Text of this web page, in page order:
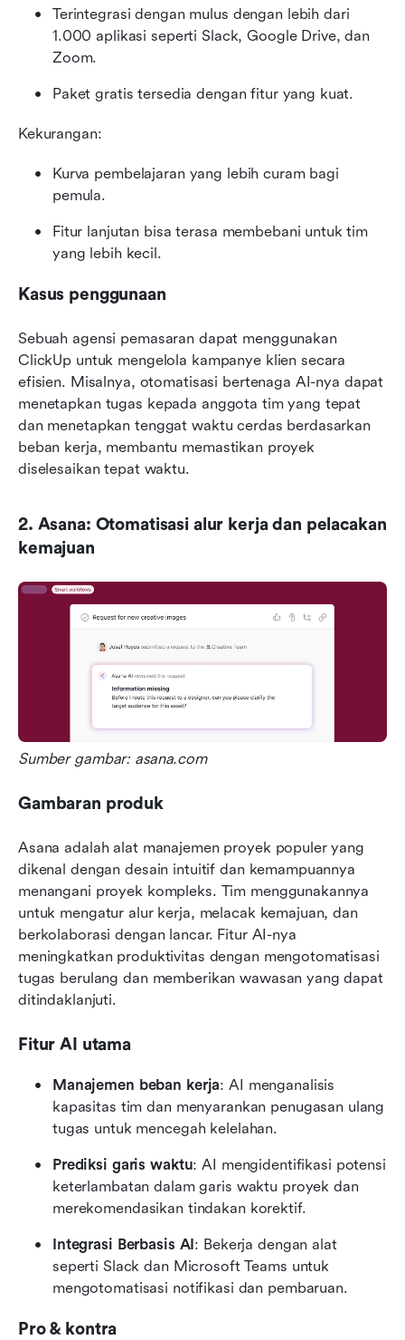
Terintegrasi dengan mulus dengan lebih dari
1.000 aplikasi seperti Slack, Google Drive, dan
Zoom.
Paket gratis tersedia dengan fitur yang kuat.
Kekurangan:
Kurva pembelajaran yang lebih curam bagi
pemula.
Fitur lanjutan bisa terasa membebani untuk tim
yang lebih kecil.
Kasus penggunaan
Sebuah agensi pemasaran dapat menggunakan
ClickUp untuk mengelola kampanye klien secara
efisien. Misalnya, otomatisasi bertenaga AI-nya dapat
menetapkan tugas kepada anggota tim yang tepat
dan menetapkan tenggat waktu cerdas berdasarkan
beban kerja, membantu memastikan proyek
diselesaikan tepat waktu.
2. Asana: Otomatisasi alur kerja dan pelacakan
kemajuan
Sumber gambar: asana.com
Gambaran produk
Asana adalah alat manajemen proyek populer yang
dikenal dengan desain intuitif dan kemampuannya
menangani proyek kompleks. Tim menggunakannya
untuk mengatur alur kerja, melacak kemajuan, dan
berkolaborasi dengan lancar. Fitur AI-nya
meningkatkan produktivitas dengan mengotomatisasi
tugas berulang dan memberikan wawasan yang dapat
ditindaklanjuti.
Fitur AI utama
Manajemen beban kerja: AI menganalisis
kapasitas tim dan menyarankan penugasan ulang
tugas untuk mencegah kelelahan.
Prediksi garis waktu: AI mengidentifikasi potensi
keterlambatan dalam garis waktu proyek dan
merekomendasikan tindakan korektif.
Integrasi Berbasis AI: Bekerja dengan alat
seperti Slack dan Microsoft Teams untuk
mengotomatisasi notifikasi dan pembaruan.
Pro & kontra